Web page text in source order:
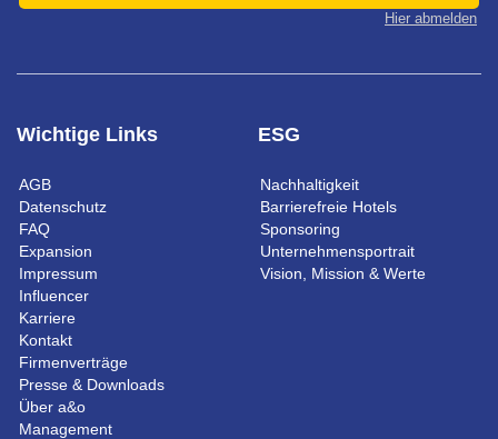
Wichtige Links
AGB
Datenschutz
FAQ
Expansion
Impressum
Influencer
Karriere
Kontakt
Firmenverträge
Presse & Downloads
Über a&o
Management
ESG
Nachhaltigkeit
Barrierefreie Hotels
Sponsoring
Unternehmensportrait
Vision, Mission & Werte
Hier abmelden